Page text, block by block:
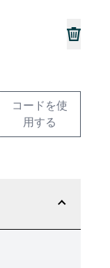
コードを使
用する